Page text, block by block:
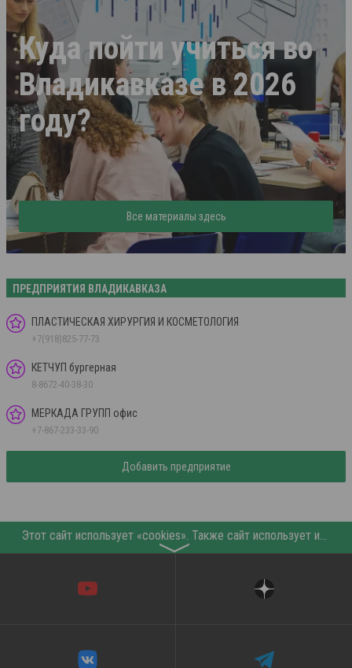
Куда пойти учиться во
Владикавказе в 2026
году?
Все материалы здесь
ПРЕДПРИЯТИЯ ВЛАДИКАВКАЗА
ПЛАСТИЧЕСКАЯ ХИРУРГИЯ И КОСМЕТОЛОГИЯ
+7(918)825-77-73
КЕТЧУП бургерная
8-8672-40-38-30
МЕРКАДА ГРУПП офис
+7-867-233-33-90
Добавить предприятие
Этот сайт использует «cookies». Также сайт использует интернет-сервис для сбора технических данных касательно посетителей с целью получения маркетинговой и статистической информации. Условия обработки данных посетителей сайта см.
〉